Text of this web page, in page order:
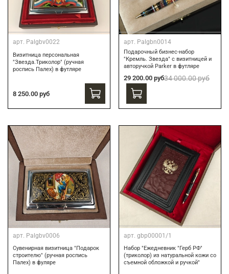
арт. Palgbv0022
Визитница персональная
"Звезда.Триколор" (ручная
роспись Палех) в футляре
8 250.00 руб
арт. Palgbn0014
Подарочный бизнес-набор
"Кремль. Звезда" с визитницей и
авторучкой Parker в футляре
29 200.00 руб34 000.00 руб
арт. Palgbv0006
Сувенирная визитница "Подарок
строителю" (ручная роспись
Палех) в фуляре
арт. gbp00001/1
Набор "Ежедневник "Герб РФ"
(триколор) из натуральной кожи со
съемной обложкой и ручкой"